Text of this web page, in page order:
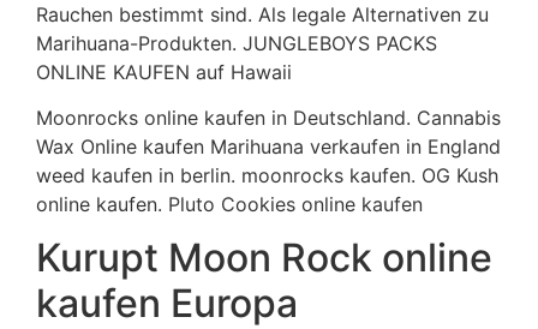
Rauchen bestimmt sind. Als legale Alternativen zu
Marihuana-Produkten. JUNGLEBOYS PACKS
ONLINE KAUFEN auf Hawaii
Moonrocks online kaufen in Deutschland. Cannabis
Wax Online kaufen Marihuana verkaufen in England
weed kaufen in berlin. moonrocks kaufen. OG Kush
online kaufen. Pluto Cookies online kaufen
Kurupt Moon Rock online
kaufen Europa